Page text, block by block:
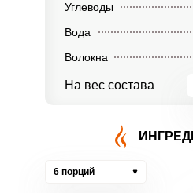
Углеводы
Вода
Волокна
На вес состава
6 порций